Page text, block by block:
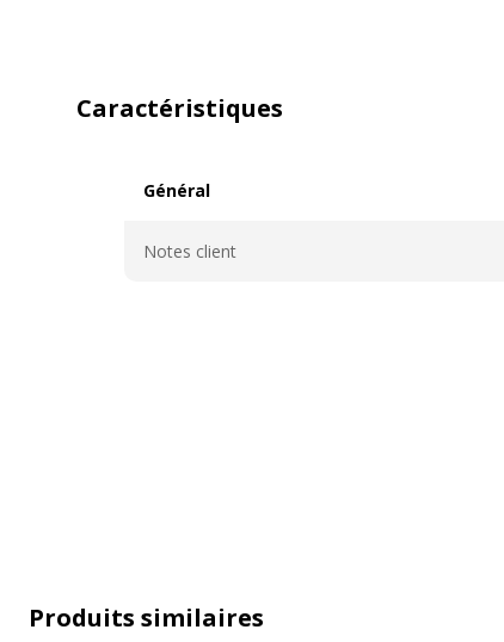
Caractéristiques
Général
Notes client
Produits similaires